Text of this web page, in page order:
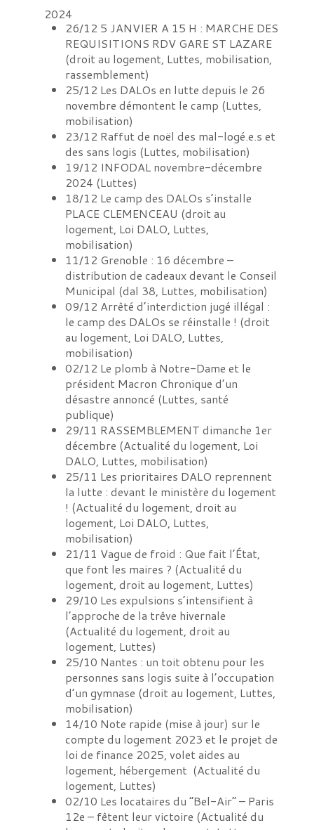
2024
26/12 5 JANVIER A 15 H : MARCHE DES
REQUISITIONS RDV GARE ST LAZARE
(droit au logement, Luttes, mobilisation,
rassemblement)
25/12 Les DALOs en lutte depuis le 26
novembre démontent le camp (Luttes,
mobilisation)
23/12 Raffut de noël des mal-logé.e.s et
des sans logis (Luttes, mobilisation)
19/12 INFODAL novembre-décembre
2024 (Luttes)
18/12 Le camp des DALOs s’installe
PLACE CLEMENCEAU (droit au
logement, Loi DALO, Luttes,
mobilisation)
11/12 Grenoble : 16 décembre –
distribution de cadeaux devant le Conseil
Municipal (dal 38, Luttes, mobilisation)
09/12 Arrêté d’interdiction jugé illégal :
le camp des DALOs se réinstalle ! (droit
au logement, Loi DALO, Luttes,
mobilisation)
02/12 Le plomb à Notre-Dame et le
président Macron Chronique d’un
désastre annoncé (Luttes, santé
publique)
29/11 RASSEMBLEMENT dimanche 1er
décembre (Actualité du logement, Loi
DALO, Luttes, mobilisation)
25/11 Les prioritaires DALO reprennent
la lutte : devant le ministère du logement
! (Actualité du logement, droit au
logement, Loi DALO, Luttes,
mobilisation)
21/11 Vague de froid : Que fait l’État,
que font les maires ? (Actualité du
logement, droit au logement, Luttes)
29/10 Les expulsions s’intensifient à
l’approche de la trêve hivernale
(Actualité du logement, droit au
logement, Luttes)
25/10 Nantes : un toit obtenu pour les
personnes sans logis suite à l’occupation
d’un gymnase (droit au logement, Luttes,
mobilisation)
14/10 Note rapide (mise à jour) sur le
compte du logement 2023 et le projet de
loi de finance 2025, volet aides au
logement, hébergement (Actualité du
logement, Luttes)
02/10 Les locataires du “Bel-Air” – Paris
12e – fêtent leur victoire (Actualité du